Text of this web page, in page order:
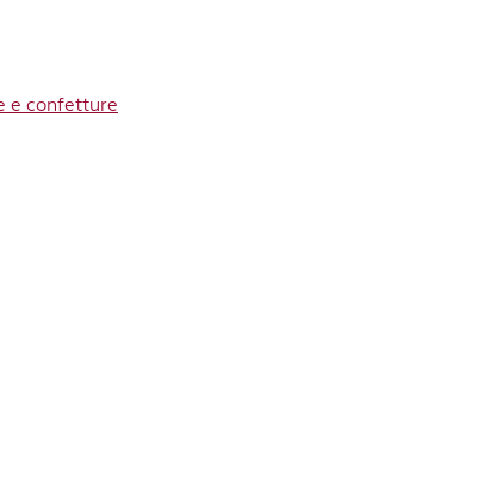
e confetture